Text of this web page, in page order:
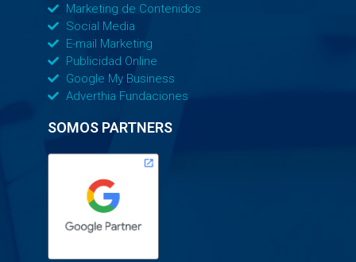
Marketing de Contenidos
Social Media
E-mail Marketing
Publicidad Online
Google My Business
Adverthia Fundaciones
SOMOS PARTNERS